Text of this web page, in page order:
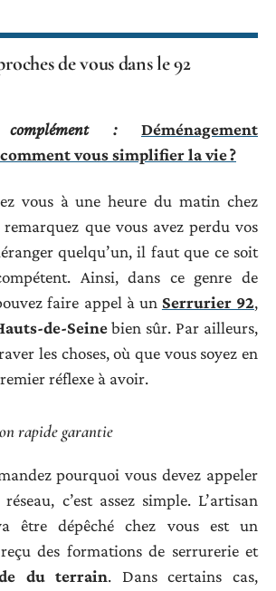
de vous dans le 92
:
Déménagement
vous simplifier la vie ?
vous à une heure du matin chez
que vous avez perdu vos
quelqu’un, il faut que ce soit
Ainsi, dans ce genre de
faire appel à un Serrurier 92,
de-Seinebien sûr. Par ailleurs,
les choses, où que vous soyez en
réflexe à avoir.
rapide garantie
pourquoi vous devez appeler
c’est assez simple. L’artisan
être dépêché chez vous est un
des formations de serrurerie et
du terrain. Dans certains cas,